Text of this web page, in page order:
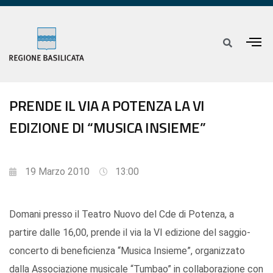
PRENDE IL VIA A POTENZA LA VI
EDIZIONE DI “MUSICA INSIEME”
19 Marzo 2010 13:00
Domani presso il Teatro Nuovo del Cde di Potenza, a
partire dalle 16,00, prende il via la VI edizione del saggio-
concerto di beneficienza “Musica Insieme”, organizzato
dalla Associazione musicale “Tumbao” in collaborazione con